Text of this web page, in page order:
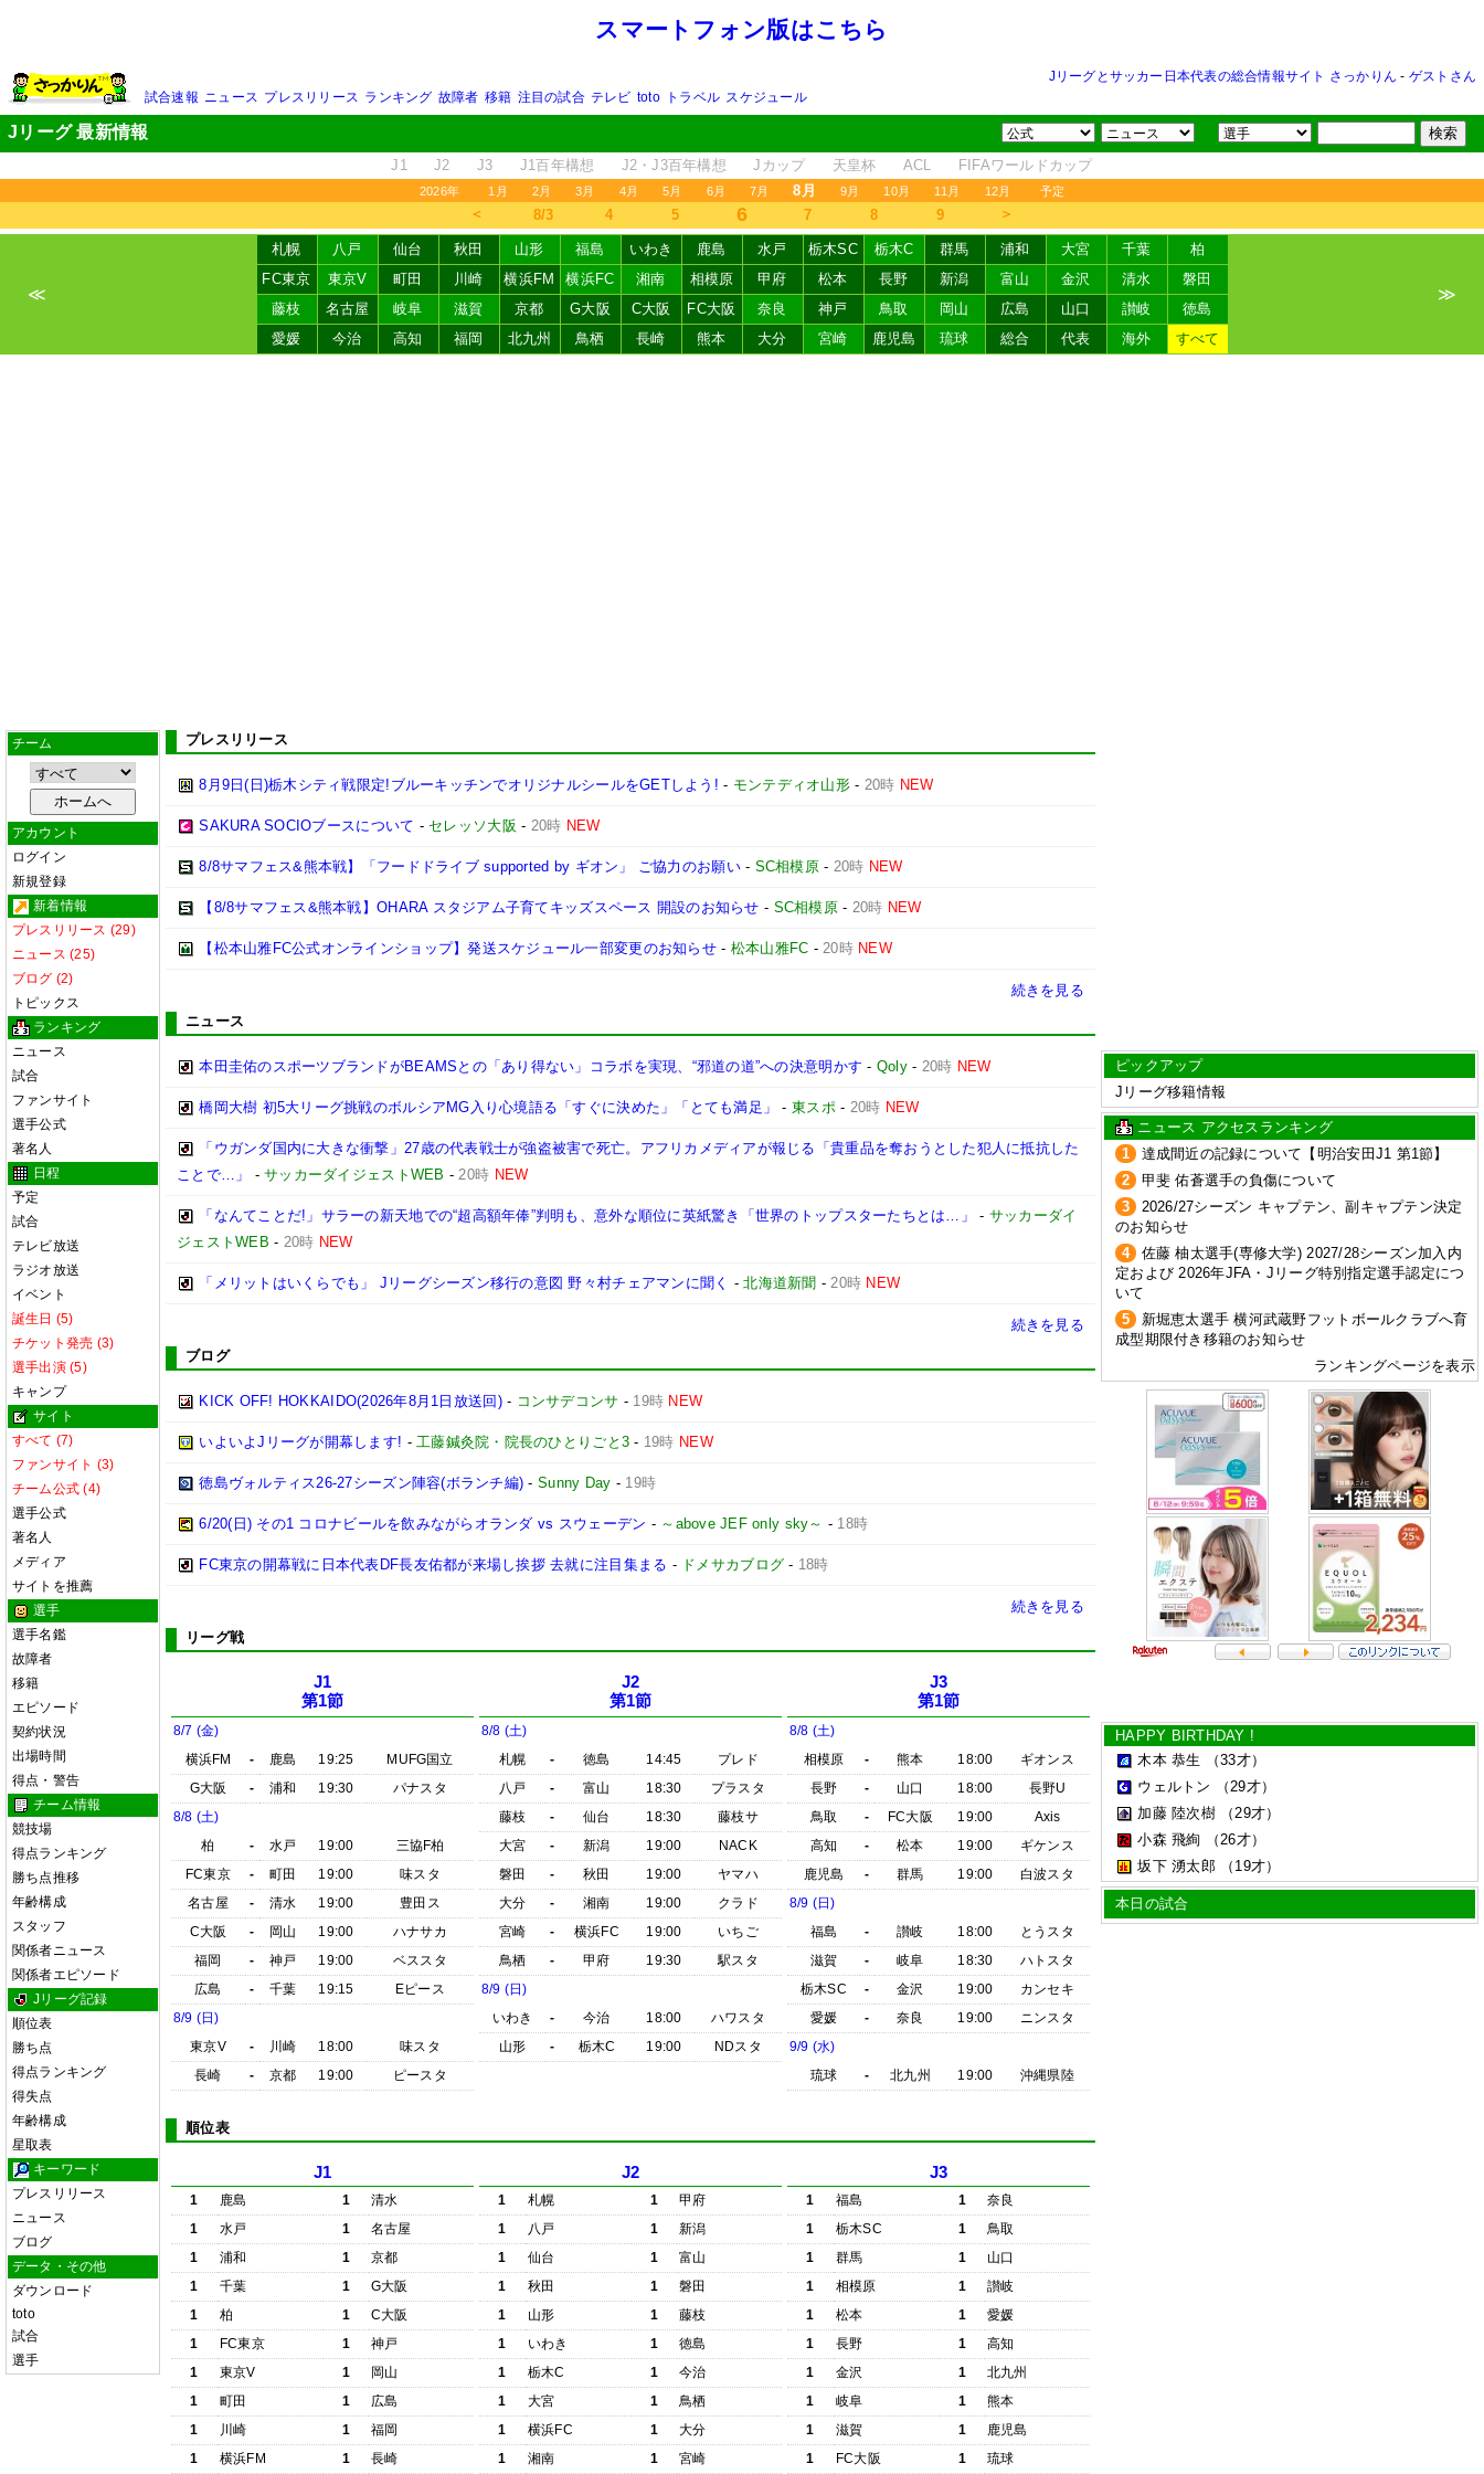
スマートフォン版はこちら
Jリーグとサッカー日本代表の総合情報サイト さっかりん - ゲストさん
試合速報 ニュース プレスリリース ランキング 故障者 移籍 注目の試合 テレビ toto トラベル スケジュール
Jリーグ 最新情報
J1 J2 J3 J1百年構想 J2・J3百年構想 Jカップ 天皇杯 ACL FIFAワールドカップ
2026年 1月 2月 3月 4月 5月 6月 7月 8月 9月 10月 11月 12月 予定
＜ 8/3 4 5 6 7 8 9 ＞
≪
札幌 八戸 仙台 秋田 山形 福島 いわき 鹿島 水戸 栃木SC 栃木C 群馬 浦和 大宮 千葉
柏
FC東京
東京V 町田 川崎 横浜FM 横浜FC 湘南 相模原 甲府 松本 長野 新潟 富山 金沢 清水
磐田
藤枝
名古屋 岐阜 滋賀 京都 G大阪 C大阪 FC大阪 奈良 神戸 鳥取 岡山 広島 山口 讃岐
徳島
愛媛
今治 高知 福岡 北九州 鳥栖 長崎 熊本 大分 宮崎 鹿児島 琉球 総合 代表 海外 すべて
≫
チーム
アカウント
ログイン
新規登録
新着情報
プレスリリース (29)
ニュース (25)
ブログ (2)
トピックス
ランキング
ニュース
試合
ファンサイト
選手公式
著名人
日程
予定
試合
テレビ放送
ラジオ放送
イベント
誕生日 (5)
チケット発売 (3)
選手出演 (5)
キャンプ
サイト
すべて (7)
ファンサイト (3)
チーム公式 (4)
選手公式
著名人
メディア
サイトを推薦
選手
選手名鑑
故障者
移籍
エピソード
契約状況
出場時間
得点・警告
チーム情報
競技場
得点ランキング
勝ち点推移
年齢構成
スタッフ
関係者ニュース
関係者エピソード
Jリーグ記録
順位表
勝ち点
得点ランキング
得失点
年齢構成
星取表
キーワード
プレスリリース
ニュース
ブログ
データ・その他
ダウンロード
toto
試合
選手
プレスリリース
8月9日(日)栃木シティ戦限定!ブルーキッチンでオリジナルシールをGETしよう! - モンテディオ山形- 20時 NEW
SAKURA SOCIOブースについて - セレッソ大阪 - 20時 NEW
8/8サマフェス&熊本戦】「フードドライブ supported by ギオン」 ご協力のお願い- SC相模原- 20時 NEW
【8/8サマフェス&熊本戦】OHARA スタジアム子育てキッズスペース 開設のお知らせ - SC相模原- 20時 NEW
【松本山雅FC公式オンラインショップ】発送スケジュール一部変更のお知らせ- 松本山雅FC -20時 NEW
続きを見る
ニュース
本田圭佑のスポーツブランドがBEAMSとの「あり得ない」コラボを実現、“邪道の道”への決意明かす - Qoly- 20時 NEW
橋岡大樹 初5大リーグ挑戦のボルシアMG入り心境語る「すぐに決めた」「とても満足」 -東スポ- 20時 NEW
「ウガンダ国内に大きな衝撃」27歳の代表戦士が強盗被害で死亡。アフリカメディアが報じる「貴重品を奪おうとした犯人に抵抗した
ことで…」
-サッカーダイジェストWEB -20時 NEW
「なんてことだ!」サラーの新天地での“超高額年俸”判明も、意外な順位に英紙驚き「世界のトップスターたちとは…」 - サッカーダイ
ジェストWEB - 20時 NEW
「メリットはいくらでも」 Jリーグシーズン移行の意図 野々村チェアマンに聞く -北海道新聞 -20時 NEW
続きを見る
ブログ
KICK OFF! HOKKAIDO(2026年8月1日放送回)- コンサデコンサ - 19時 NEW
いよいよJリーグが開幕します! -工藤鍼灸院・院長のひとりごと3 - 19時 NEW
徳島ヴォルティス26-27シーズン陣容(ボランチ編) -Sunny Day - 19時
6/20(日) その1 コロナビールを飲みながらオランダ vs スウェーデン - ～above JEF only sky～ - 18時
FC東京の開幕戦に日本代表DF長友佑都が来場し挨拶 去就に注目集まる - ドメサカブログ - 18時
続きを見る
リーグ戦
J1
第1節
8/7 (金)
横浜FM
- 鹿島 19:25
MUFG国立
G大阪
- 浦和 19:30
パナスタ
8/8 (土)
柏
- 水戸 19:00
三協F柏
FC東京
- 町田 19:00
味スタ
名古屋
- 清水 19:00
豊田ス
C大阪
- 岡山 19:00
ハナサカ
福岡
- 神戸 19:00
ベススタ
広島
- 千葉 19:15
Eピース
8/9 (日)
東京V
- 川崎 18:00
味スタ
長崎
- 京都 19:00 ピースタ
J2
第1節
8/8 (土)
札幌
- 徳島 14:45
プレド
八戸
- 富山 18:30
プラスタ
藤枝
- 仙台 18:30
藤枝サ
大宮
- 新潟 19:00
NACK
磐田
- 秋田 19:00
ヤマハ
大分
- 湘南 19:00
クラド
宮崎
- 横浜FC 19:00
いちご
鳥栖
- 甲府 19:30
駅スタ
8/9 (日)
いわき
- 今治 18:00
ハワスタ
山形
- 栃木C 19:00 NDスタ
J3
第1節
8/8 (土)
相模原
- 熊本 18:00
ギオンス
長野
- 山口 18:00
長野U
鳥取
- FC大阪 19:00
Axis
高知
- 松本 19:00
ギケンス
鹿児島
- 群馬 19:00
白波スタ
8/9 (日)
福島
- 讃岐 18:00
とうスタ
滋賀
- 岐阜 18:30
ハトスタ
栃木SC
- 金沢 19:00
カンセキ
愛媛
- 奈良 19:00
ニンスタ
9/9 (水)
琉球
- 北九州 19:00 沖縄県陸
順位表
J1
1 鹿島 1
清水
1
水戸 1
名古屋
1
浦和 1
京都
1
千葉 1
G大阪
1
柏 1
C大阪
1
FC東京 1
神戸
1
東京V 1
岡山
1
町田 1
広島
1
川崎 1
福岡
1
横浜FM 1 長崎
J2
1 札幌 1
甲府
1
八戸 1
新潟
1
仙台 1
富山
1
秋田 1
磐田
1
山形 1
藤枝
1
いわき 1
徳島
1
栃木C 1
今治
1
大宮 1
鳥栖
1
横浜FC 1
大分
1
湘南 1 宮崎
J3
1 福島 1
奈良
1
栃木SC 1
鳥取
1
群馬 1
山口
1
相模原 1
讃岐
1
松本 1
愛媛
1
長野 1
高知
1
金沢 1
北九州
1
岐阜 1
熊本
1
滋賀 1
鹿児島
1
FC大阪 1 琉球
ピックアップ
Jリーグ移籍情報
ニュース アクセスランキング
1
達成間近の記録について【明治安田J1 第1節】
2
甲斐 佑蒼選手の負傷について
3
2026/27シーズン キャプテン、副キャプテン決定
のお知らせ
4
佐藤 柚太選手(専修大学) 2027/28シーズン加入内
定および 2026年JFA・Jリーグ特別指定選手認定につ
いて
5
新堀恵太選手 横河武蔵野フットボールクラブへ育
成型期限付き移籍のお知らせ
ランキングページを表示
HAPPY BIRTHDAY !
木本 恭生
（33才）
ウェルトン
（29才）
加藤 陸次樹
（29才）
小森 飛絢
（26才）
坂下 湧太郎
（19才）
本日の試合